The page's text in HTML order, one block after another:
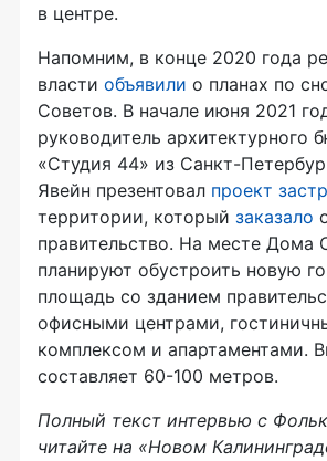
в центре.
Напомним, в конце 2020 года
власти объявили о планах по
Советов. В начале июня 2021
руководитель архитектурного
«Студия 44» из Санкт-
Явейн презентовал проект
территории, который заказало
правительство. На месте Дома
планируют обустроить новую
площадь со зданием
офисными центрами,
комплексом и апартаментами.
составляет 60-100 метров.
Полный текст интервью с
читайте на «Новом